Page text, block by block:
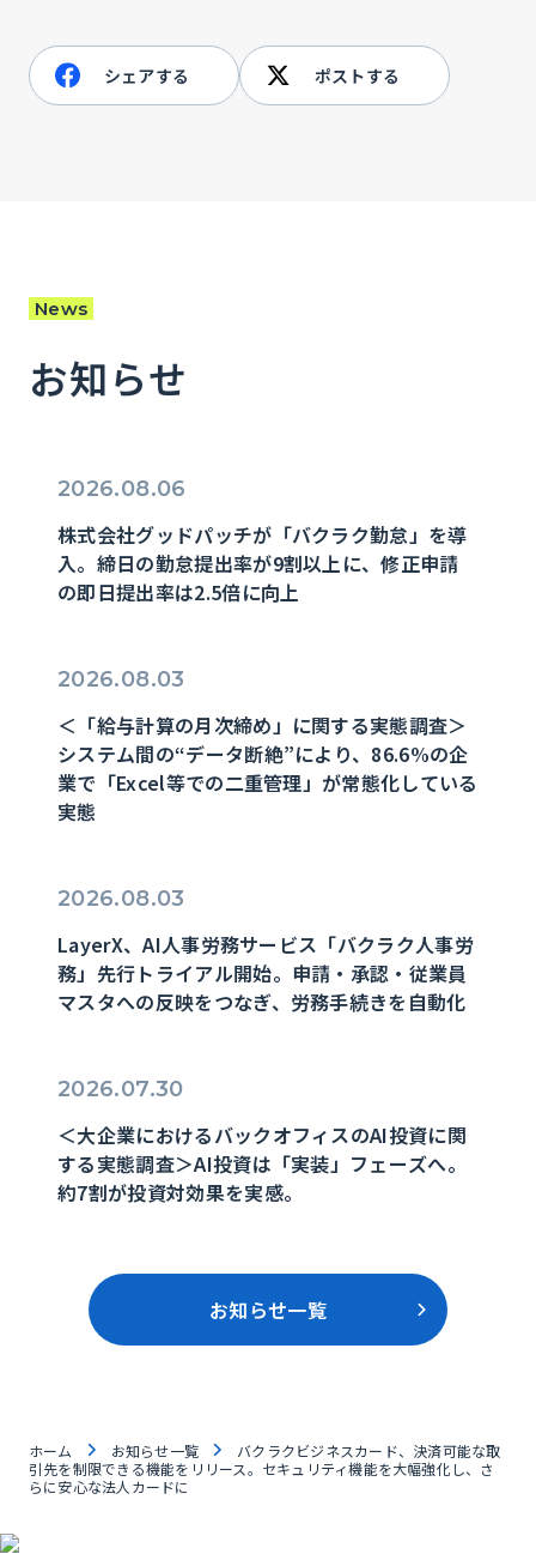
シェアする ポストする
News
お知らせ
2026.08.06
株式会社グッドパッチが「バクラク勤怠」を導
入。締日の勤怠提出率が9割以上に、修正申請
の即日提出率は2.5倍に向上
2026.08.03
＜「給与計算の月次締め」に関する実態調査＞
システム間の“データ断絶”により、86.6%の企
業で「Excel等での二重管理」が常態化している
実態
2026.08.03
LayerX、AI人事労務サービス「バクラク人事労
務」先行トライアル開始。申請・承認・従業員
マスタへの反映をつなぎ、労務手続きを自動化
2026.07.30
＜大企業におけるバックオフィスのAI投資に関
する実態調査＞AI投資は「実装」フェーズへ。
約7割が投資対効果を実感。
お知らせ一覧
ホーム お知らせ一覧
バクラクビジネスカード、決済可能な取
引先を制限できる機能をリリース。セキュリティ機能を大幅強化し、さ
らに安心な法人カードに